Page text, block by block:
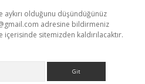
olduğunu düşündüğünüz
adresine bildirmeniz
sitemizden kaldırılacaktır.